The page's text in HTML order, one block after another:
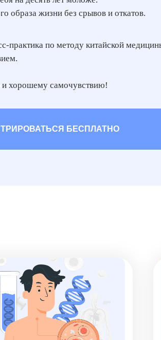
образа жизни без срывов и откатов.
практика по методу китайской
и хорошему самочувствию!
БЕСПЛАТНО